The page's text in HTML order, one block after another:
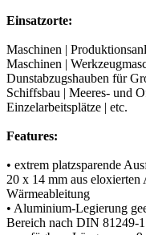
Einsatzorte:
Maschinen |
Maschinen |
Dunstabzugshauben für
Schiffsbau | Meeres- und
Einzelarbeitsplätze | etc.
Features:
• extrem platzsparende
20 x 14 mm aus
Wärmeableitung
• Aluminium-Legierung
Bereich nach DIN 81249-1